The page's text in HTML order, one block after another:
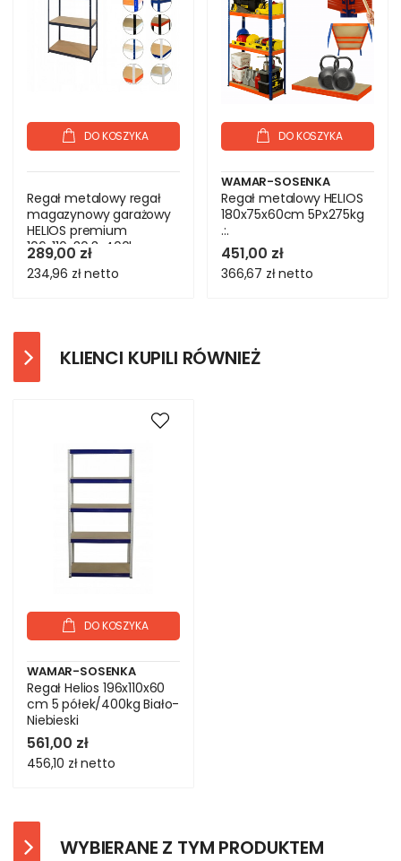
DO KOSZYKA
Regał metalowy regał
magazynowy garażowy
HELIOS premium
106x110x30 3x400kg
289,00 zł
234,96 złnetto
DO KOSZYKA
WAMAR-SOSENKA
Regał metalowy HELIOS
180x75x60cm 5Px275kg
.:.
451,00 zł
366,67 złnetto
KLIENCI KUPILI RÓWNIEŻ
DO KOSZYKA
WAMAR-SOSENKA
Regał Helios 196x110x60
cm 5 półek/400kg Biało-
Niebieski
561,00 zł
456,10 złnetto
WYBIERANE Z TYM PRODUKTEM